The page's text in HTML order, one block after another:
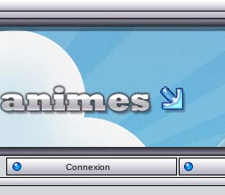
Connexion